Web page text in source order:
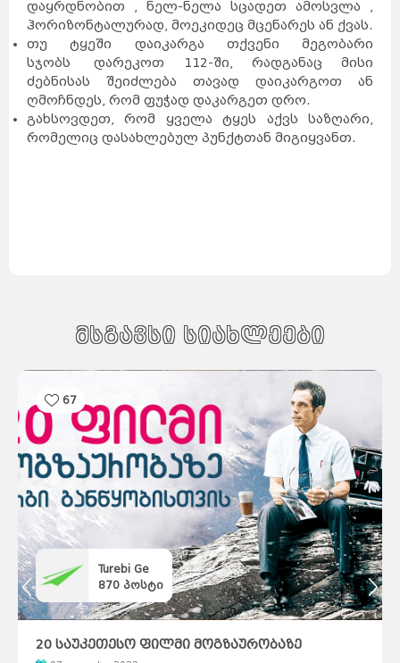
დაყრდნობით , ნელ-ნელა სცადეთ ამოსვლა ,
ჰორიზონტალურად, მოეკიდეც მცენარეს ან ქვას.
თუ ტყეში დაიკარგა თქვენი მეგობარი
სჯობს დარეკოთ 112-ში, რადგანაც მისი
ძებნისას შეიძლება თავად დაიკარგოთ ან
ღმოჩნდეს, რომ ფუჭად დაკარგეთ დრო.
გახსოვდეთ, რომ ყველა ტყეს აქვს საზღარი,
რომელიც დასახლებულ პუნქტთან მიგიყვანთ.
მსგავსი სიახლეები
67
Turebi Ge
870 პოსტი
20 საუკეთესო ფილმი მოგზაურობაზე